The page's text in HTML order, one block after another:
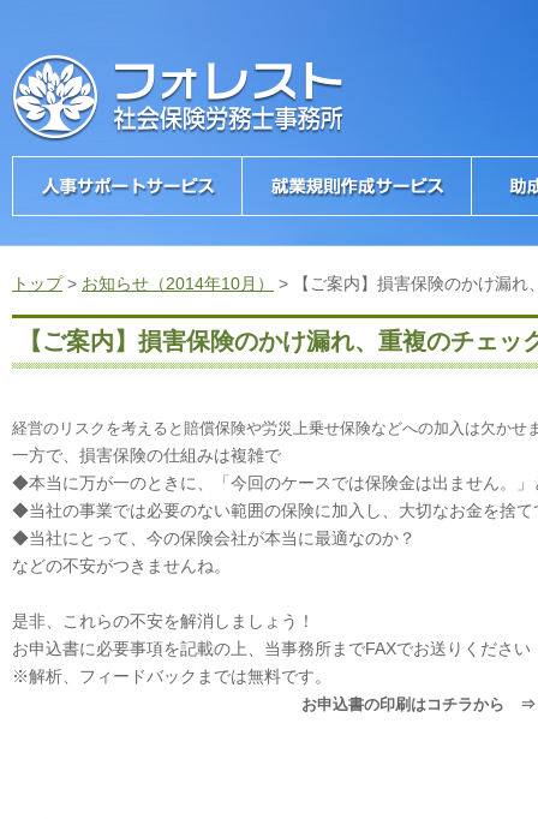
トップ> お知らせ（2014年10月） > 【ご案内】損害保険のかけ漏れ
【ご案内】損害保険のかけ漏れ、重複のチェッ
経営のリスクを考えると賠償保険や労災上乗せ保険などへの加入は欠かせ
一方で、損害保険の仕組みは複雑で
◆本当に万が一のときに、「今回のケースでは保険金は出ません。
◆当社の事業では必要のない範囲の保険に加入し、大切なお金を捨て
◆当社にとって、今の保険会社が本当に最適なのか？
などの不安がつきませんね。
是非、これらの不安を解消しましょう！
お申込書に必要事項を記載の上、当事務所までFAXでお送りください
※解析、フィードバックまでは無料です。
お申込書の印刷はコチラから